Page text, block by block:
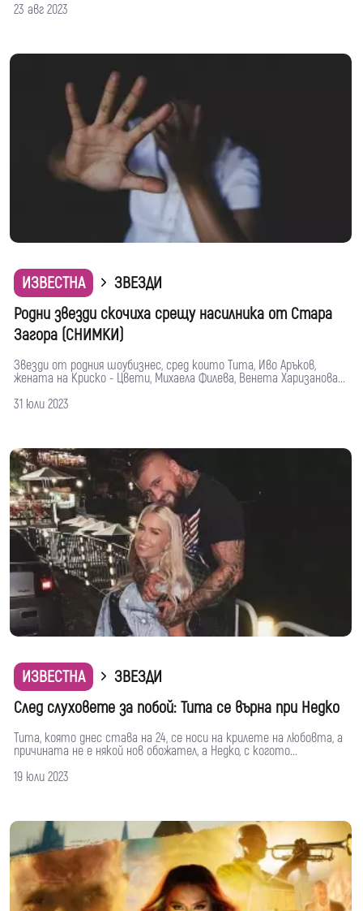
23 авг 2023
ИЗВЕСТНА
ЗВЕЗДИ
Родни звезди скочиха срещу насилника от Стара
Загора (СНИМКИ)
Звезди от родния шоубизнес, сред които Тита, Иво Аръков,
жената на Криско - Цвети, Михаела Филева, Венета Харизанова...
31 юли 2023
ИЗВЕСТНА
ЗВЕЗДИ
След слуховете за побой: Тита се върна при Недко
Тита, която днес става на 24, се носи на крилете на любовта, а
причината не е някой нов обожател, а Недко, с когото...
19 юли 2023